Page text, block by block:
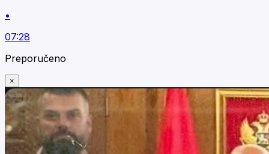
•
07:28
Preporučeno
×